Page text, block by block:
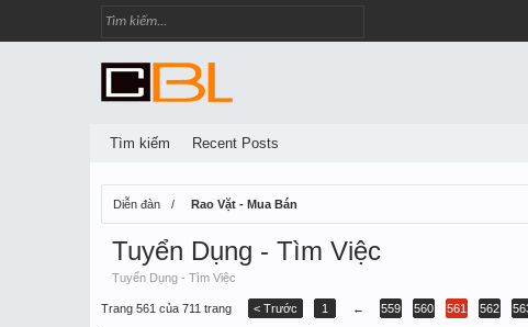
Diễn đàn Rao Vặt - Mua Bán
Tuyển Dụng - Tìm Việc
Tuyển Dụng - Tìm Việc
Trang 561 của 711 trang < Trước 1 ← 559 560 561 562
Tìm kiếm Recent Posts